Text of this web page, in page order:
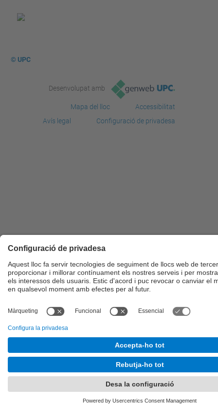
© UPC
Desenvolupat amb
Mapa del lloc
Accessibilitat
Avís legal
Configuració de privadesa